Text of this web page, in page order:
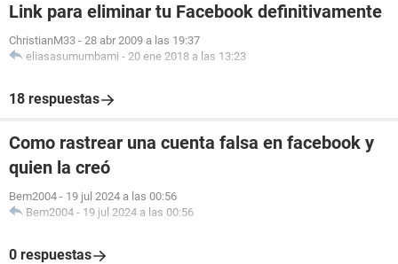
Link para eliminar tu Facebook definitivamente
ChristianM33 - 28 abr 2009 a las 19:37
eliasasumumbami - 20 ene 2018 a las 13:23
18 respuestas
Como rastrear una cuenta falsa en facebook y
quien la creó
Bem2004 - 19 jul 2024 a las 00:56
Bem2004 - 19 jul 2024 a las 00:56
0 respuestas